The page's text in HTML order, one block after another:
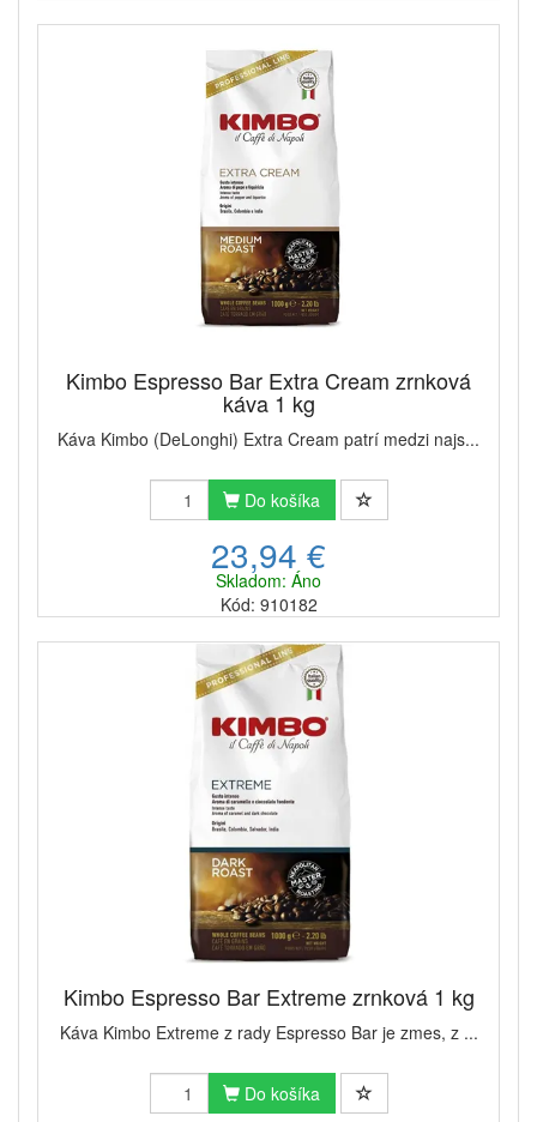
Kimbo Espresso Bar Extra Cream zrnková
káva 1 kg
Káva Kimbo (DeLonghi) Extra Cream patrí medzi najs...
Do košíka
23,94 €
Skladom: Áno
Kód: 910182
Kimbo Espresso Bar Extreme zrnková 1 kg
Káva Kimbo Extreme z rady Espresso Bar je zmes, z ...
Do košíka